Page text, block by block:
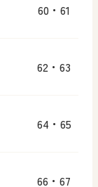
60・61
62・63
64・65
66・67